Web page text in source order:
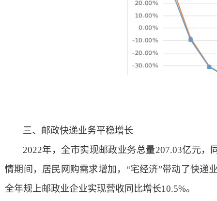
三、 邮政快递业务平稳增长
2022年，全市实现邮政业务总量207.03亿元，
情期间，居民网购需求增加，“宅经济”带动了快递
全年规上邮政业企业实现营收同比增长10.5%。